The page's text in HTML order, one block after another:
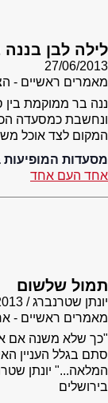
לילה לבן
27/06/2013
מאמרים ראשיים -
ננה בר ממוקמת בין
ונחשבת כמסעדה
המקום לצד אוכל
מסעדות
אחד העם אחד
תמול שלשום
יונתן שטרנברג
מאמרים ראשיים -
"כך שלא משנה אם
סתם בגלל העניין
המלאה..." יונתן
בירושלים